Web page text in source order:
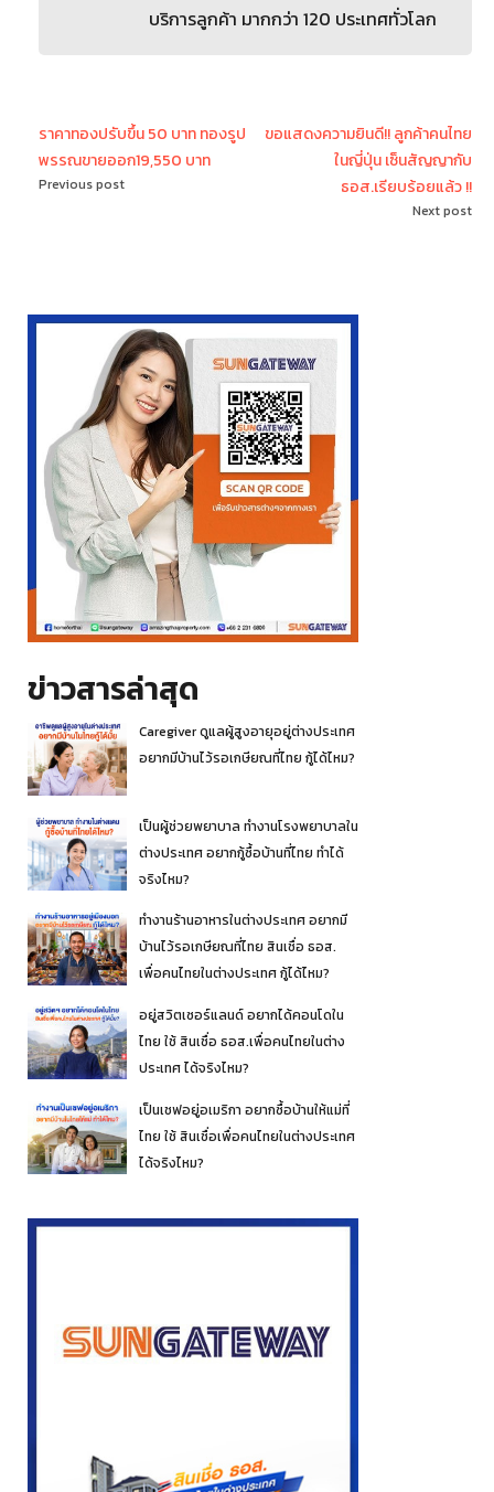
บริการลูกค้า มากกว่า 120 ประเทศทั่วโลก
ราคาทองปรับขึ้น 50 บาท ทองรูป
พรรณขายออก19,550 บาท
Previous post
ขอแสดงความยินดี!! ลูกค้าคนไทย
ในญี่ปุ่น เซ็นสัญญากับ
ธอส.เรียบร้อยแล้ว !!
Next post
ข่าวสารล่าสุด
Caregiver ดูแลผู้สูงอายุอยู่ต่างประเทศ
อยากมีบ้านไว้รอเกษียณที่ไทย กู้ได้ไหม?
เป็นผู้ช่วยพยาบาล ทำงานโรงพยาบาลใน
ต่างประเทศ อยากกู้ซื้อบ้านที่ไทย ทำได้
จริงไหม?
ทำงานร้านอาหารในต่างประเทศ อยากมี
บ้านไว้รอเกษียณที่ไทย สินเชื่อ ธอส.
เพื่อคนไทยในต่างประเทศ กู้ได้ไหม?
อยู่สวิตเซอร์แลนด์ อยากได้คอนโดใน
ไทย ใช้ สินเชื่อ ธอส.เพื่อคนไทยในต่าง
ประเทศ ได้จริงไหม?
เป็นเชฟอยู่อเมริกา อยากซื้อบ้านให้แม่ที่
ไทย ใช้ สินเชื่อเพื่อคนไทยในต่างประเทศ
ได้จริงไหม?